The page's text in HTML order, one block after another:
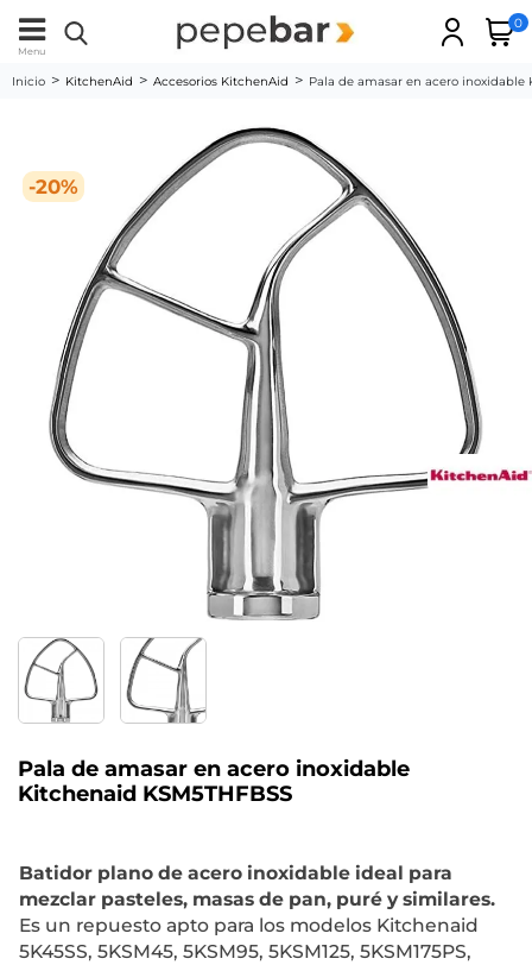
Menu
0
Inicio KitchenAid Accesorios KitchenAid Pala de amasar en acero inoxidable
-20%
Pala de amasar en acero inoxidable
Kitchenaid KSM5THFBSS
Batidor plano de acero inoxidable ideal para
mezclar pasteles, masas de pan, puré y similares.
Es un repuesto apto para los modelos Kitchenaid
5K45SS, 5KSM45, 5KSM95, 5KSM125, 5KSM175PS,